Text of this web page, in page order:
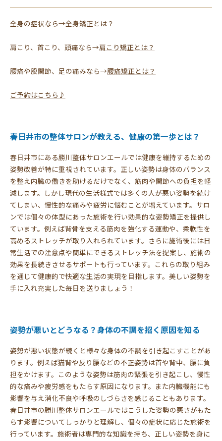
全身の症状なら→全身矯正とは？
肩こり、首こり、頭痛なら→肩こり矯正とは？
腰痛や股関節、足の痛みなら→腰痛矯正とは？
ご予約はこちら♪
春日井市の整体サロンが教える、健康の第一歩とは？
春日井市にある勝川整体サロンエールでは健康を維持するための
姿勢改善が特に重視されています。正しい姿勢は身体のバランス
を整え内臓の働きを助けるだけでなく、筋肉や関節への負担を軽
減します。しかし現代の生活様式では多くの人が悪い姿勢を続け
てしまい、慢性的な痛みや疲労に悩むことが増えています。サロ
ンでは個々の体型にあった施術を行い効果的な姿勢矯正を提供し
ています。例えば背骨を支える筋肉を強化する運動や、柔軟性を
高めるストレッチが取り入れられています。さらに施術後には日
常生活での注意点や簡単にできるストレッチ法を提案し、施術の
効果を長続きさせるサポートも行っています。これらの取り組み
を通じて健康的で快適な生活の実現を目指します。美しい姿勢を
手に入れ充実した毎日を送りましょう！
姿勢が悪いとどうなる？身体の不調を招く原因を知る
姿勢が悪い状態が続くと様々な身体の不調を引き起こすことがあ
ります。例えば猫背や反り腰などの不正姿勢は首や背中、腰に負
担をかけます。このような姿勢は筋肉の緊張を引き起こし、慢性
的な痛みや疲労感をもたらす原因になります。また内臓機能にも
影響を与え消化不良や呼吸のしづらさを感じることもあります。
春日井市の勝川整体サロンエールではこうした姿勢の悪さがもた
らす影響についてしっかりと理解し、個々の症状に応じた施術を
行っています。施術者は専門的な知識を持ち、正しい姿勢を身に